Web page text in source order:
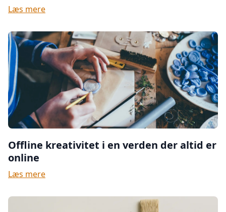
Læs mere
Offline kreativitet i en verden der altid er
online
Læs mere